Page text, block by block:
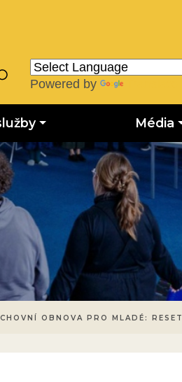
Powered by
Média
OBNOVA PRO MLADÉ: RESET